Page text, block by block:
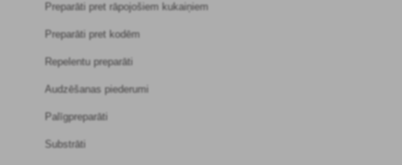
Preparāti pret rāpojošiem kukaiņiem
Preparāti pret kodēm
Repelentu preparāti
Audzēšanas piederumi
Palīgpreparāti
Substrāti